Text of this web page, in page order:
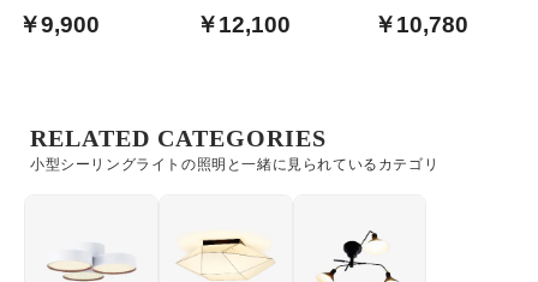
￥9,900 ￥12,100 ￥10,780
小型シーリングライトの照明と一緒に見られているカテゴリ
RELATED CATEGORIES